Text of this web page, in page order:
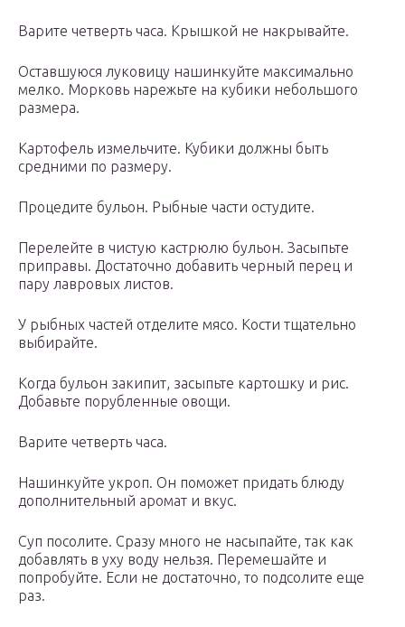
Варите четверть часа. Крышкой не накрывайте.
Оставшуюся луковицу нашинкуйте максимально
мелко. Морковь нарежьте на кубики небольшого
размера.
Картофель измельчите. Кубики должны быть
средними по размеру.
Процедите бульон. Рыбные части остудите.
Перелейте в чистую кастрюлю бульон. Засыпьте
приправы. Достаточно добавить черный перец и
пару лавровых листов.
У рыбных частей отделите мясо. Кости тщательно
выбирайте.
Когда бульон закипит, засыпьте картошку и рис.
Добавьте порубленные овощи.
Варите четверть часа.
Нашинкуйте укроп. Он поможет придать блюду
дополнительный аромат и вкус.
Суп посолите. Сразу много не насыпайте, так как
добавлять в уху воду нельзя. Перемешайте и
попробуйте. Если не достаточно, то подсолите еще
раз.